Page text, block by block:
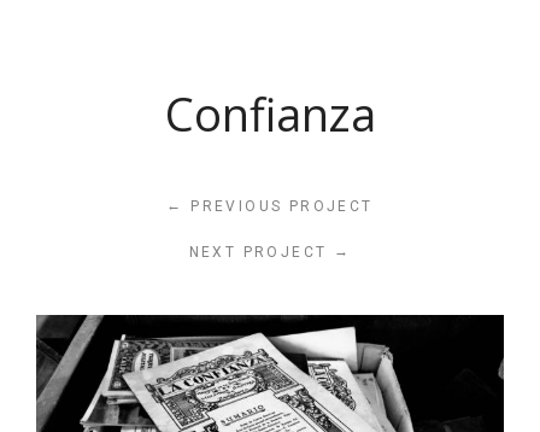
Confianza
← PREVIOUS PROJECT
NEXT PROJECT →